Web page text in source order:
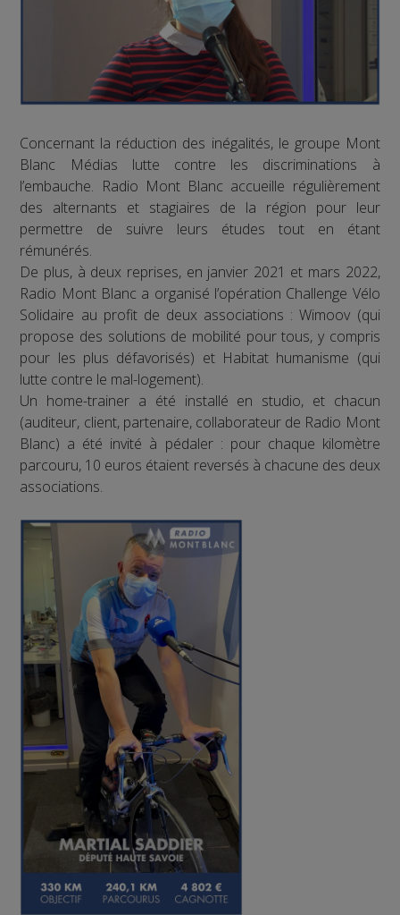
Concernant la réduction des inégalités, le groupe Mont
Blanc Médias lutte contre les discriminations à
l’embauche. Radio Mont Blanc accueille régulièrement
des alternants et stagiaires de la région pour leur
permettre de suivre leurs études tout en étant
rémunérés.
De plus, à deux reprises, en janvier 2021 et mars 2022,
Radio Mont Blanc a organisé l’opération Challenge Vélo
Solidaire au profit de deux associations : Wimoov (qui
propose des solutions de mobilité pour tous, y compris
pour les plus défavorisés) et Habitat humanisme (qui
lutte contre le mal-logement).
Un home-trainer a été installé en studio, et chacun
(auditeur, client, partenaire, collaborateur de Radio Mont
Blanc) a été invité à pédaler : pour chaque kilomètre
parcouru, 10 euros étaient reversés à chacune des deux
associations.